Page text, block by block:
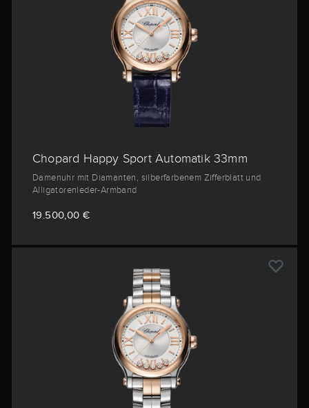
Chopard Happy Sport Automatik 33mm
Damenuhr mit Diamanten, silberfarbenem Zifferblatt und
Alligatorenleder-Armband
19.500,00 €